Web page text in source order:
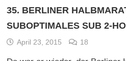
35. BERLINER
SUBOPTIMALES SUB 2-
April 23, 2015 18